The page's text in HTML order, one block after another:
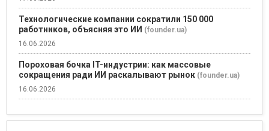
Технологические компании сократили 150 000
работников, объясняя это ИИ (founder.ua)
16.06.2026
Пороховая бочка IT-индустрии: как массовые
сокращения ради ИИ раскалывают рынок (founder.ua)
16.06.2026